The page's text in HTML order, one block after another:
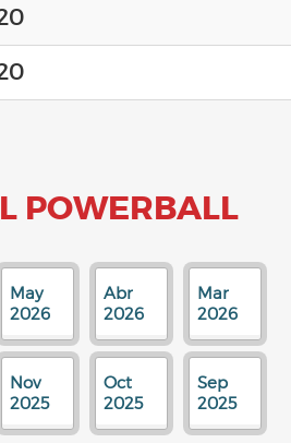
POWERBALL
May
2026
Abr
2026
Mar
2026
Nov
2025
Oct
2025
Sep
2025